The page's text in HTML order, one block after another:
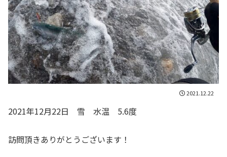
2021.12.22
2021年12月22日 雪 水温 5.6度
訪問頂きありがとうございます！